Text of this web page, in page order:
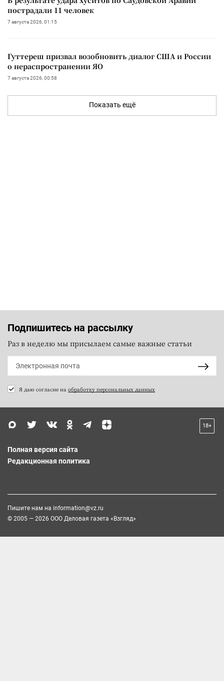
пострадали 11 человек
7 августа 2026, 01:15
Гуттереш призвал возобновить диалог США и России
о нераспространении ЯО
7 августа 2026, 00:58
Показать ещё
Подпишитесь на рассылку
Раз в неделю мы присылаем самые важные статьи
Я даю согласие на обработку персональных данных
18+
Полная версия сайта
Редакционная политика
Пишите нам на information@vz.ru
© 2005 — 2026 ООО Деловая газета «Взгляд»